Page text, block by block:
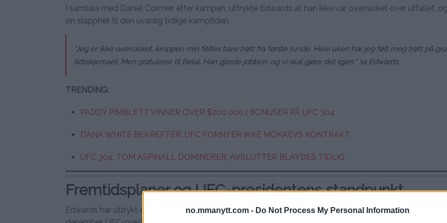
no.mmanytt.com - Do Not Process My Personal Information
I samtale med Daniel Cormier etter kampen, uttrykte Edwards at han ikke var overrasket over utfallet,
sin slapphet til den uvanlig tidlige kamptiden.
“Jeg er ikke overrasket, kroppen min føltes bare trøtt fra første runde. Hele uken har jeg følt meg trøtt på
tidsskjemaet. Men gratulerer til Belal. Han gjorde jobben, og vi skal gjøre det igjen,” sa Edwards.
TRENDING:
PADDY PIMBLETT VINNER OVER $200 000 I BONUSER PÅ UFC 304
DANA WHITE BEKREFTER: UFC FORNYER IKKE MOKAEVS KONTRAKT
UFC 304: TOM ASPINALL DOMINERER, AVSLUTTER BLAYDES TIDLIG
Fremtidsplaner og UFC-presidentens standpunkt
Edwards har uttrykt et ønske om å kjempe igjen før året er omme, og sikter på en retur i november eller